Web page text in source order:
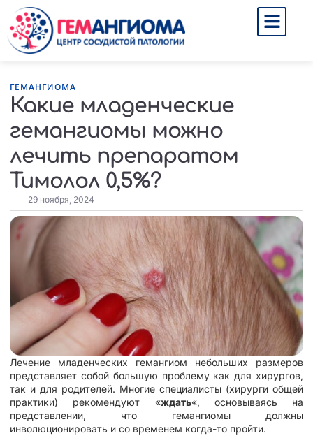
ГЕМАНГИОМА
Какие младенческие
гемангиомы можно
лечить препаратом
Тимолол 0,5%?
29 ноября, 2024
Лечение младенческих гемангиом небольших размеров
представляет собой большую проблему как для хирургов,
так и для родителей. Многие специалисты (хирурги общей
практики) рекомендуют «ждать«, основываясь на
представлении, что гемангиомы должны
инволюционировать и со временем когда-то пройти.